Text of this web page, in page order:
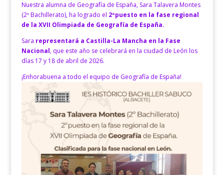
Nuestra alumna de Geografía de España, Sara Talavera Montes
(2º Bachillerato), ha logrado el 2ºpuesto en la fase regional
de la XVII Olimpiada de Geografía de España.
Sara representará a Castilla-La Mancha en la Fase
Nacional, que este año se celebrará en la ciudad de León los
días 17 y 18 de abril de 2026.
¡Enhorabuena a todo el equipo de Geografía de España!